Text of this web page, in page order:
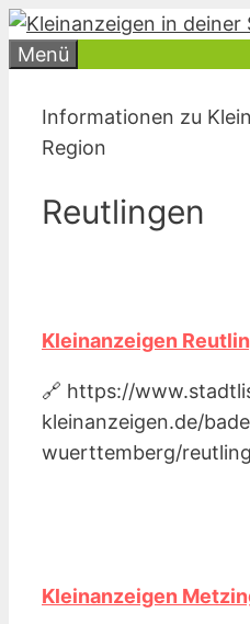
Zum
Inhalt
Menü
Informationen zu
Region
Reutlingen
Kleinanzeigen
🔗 https://
kleinanzeigen.de/
wuerttemberg/
Kleinanzeigen